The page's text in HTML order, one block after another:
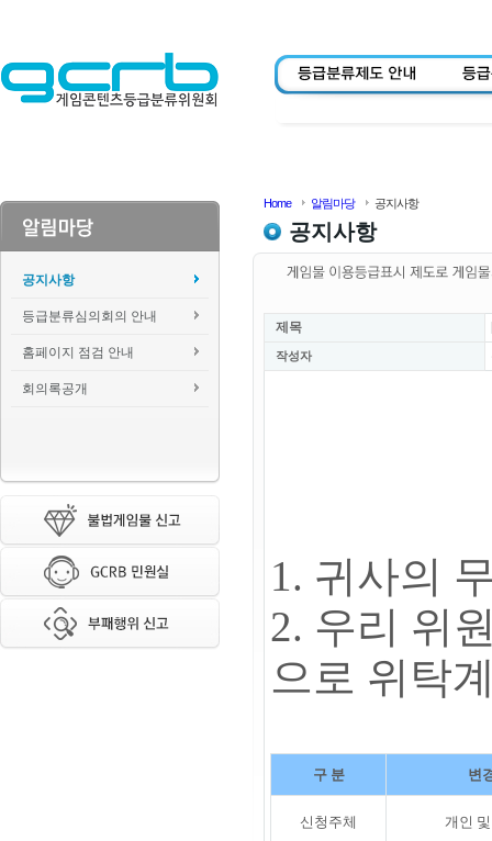
공지사항
등급분류심의회의 안내
홈페이지 점검 안내
회의록공개
Home 알림마당 공지사항
공지사항
제목
작성자
1. 귀사의
2. 우리 위
으로 위탁
구 분 변
신청주체 개인